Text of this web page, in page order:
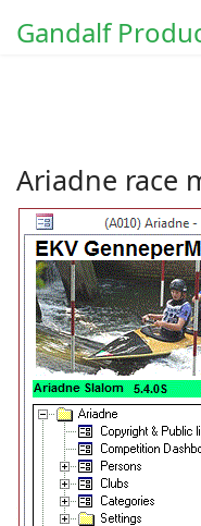
Gandalf
Ariadne race